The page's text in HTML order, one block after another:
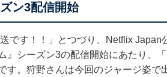
ン3配信開始
です！！」とつづり、Netflix Japan
』シーズン3の配信開始にあたり、
す。狩野さんは今回のジャージ姿で